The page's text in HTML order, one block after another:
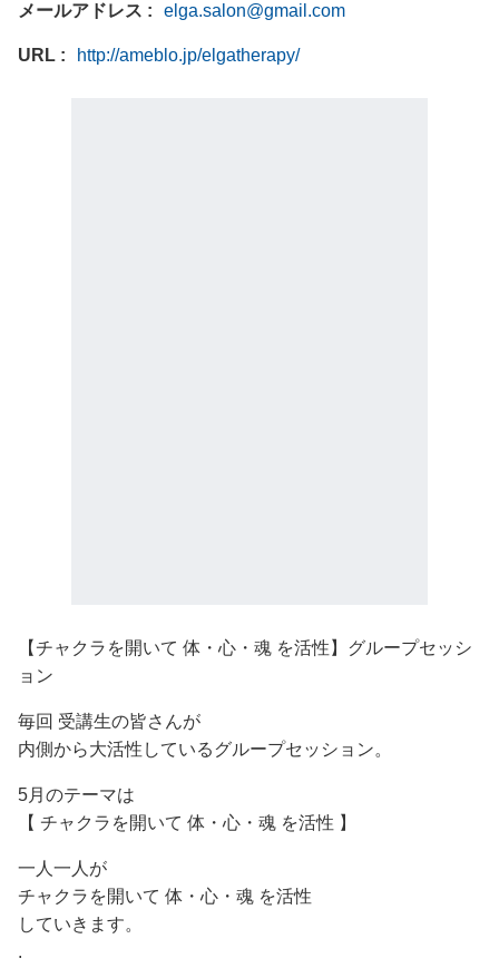
メールアドレス elga.salon@gmail.com
URL http://ameblo.jp/elgatherapy/
【チャクラを開いて 体・心・魂 を活性】グループセッシ
ョン
毎回 受講生の皆さんが
内側から大活性しているグループセッション。
5月のテーマは
【 チャクラを開いて 体・心・魂 を活性 】
一人一人が
チャクラを開いて 体・心・魂 を活性
していきます。
.